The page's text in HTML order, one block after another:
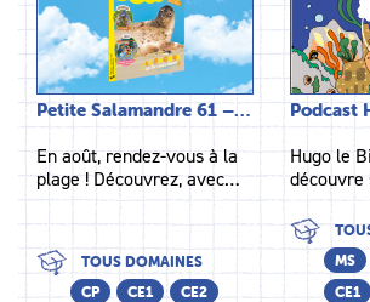
Petite Salamandre 61 –…
En août, rendez-vous à la
plage ! Découvrez, avec…
TOUS DOMAINES
CP
CE1 CE2
Podcast
Hugo le
MS
CE1